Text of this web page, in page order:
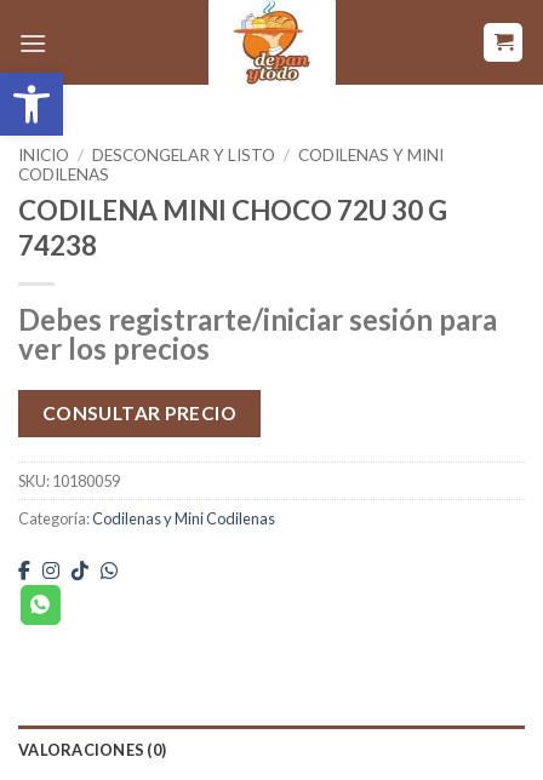
Abrir barra de herramientas
contenido
INICIO / DESCONGELAR Y LISTO / CODILENAS Y MINI
CODILENAS
CODILENA MINI CHOCO 72U 30 G
74238
Debes registrarte/iniciar sesión para
ver los precios
CONSULTAR PRECIO
SKU:10180059
Categoría:Codilenas y Mini Codilenas
VALORACIONES (0)